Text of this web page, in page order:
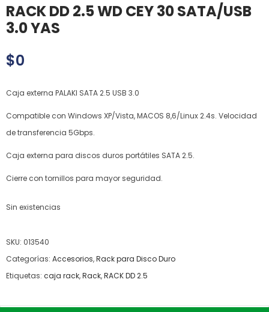
RACK DD 2.5 WD CEY 30 SATA/USB
3.0 YAS
$0
Caja externa PALAKI SATA 2.5 USB 3.0
Compatible con Windows XP/Vista, MACOS 8,6/Linux 2.4s. Velocidad
de transferencia 5Gbps.
Caja externa para discos duros portátiles SATA 2.5.
Cierre con tornillos para mayor seguridad.
Sin existencias
SKU: 013540
Categorías: Accesorios,Rack para Disco Duro
Etiquetas: caja rack,Rack,RACK DD 2.5